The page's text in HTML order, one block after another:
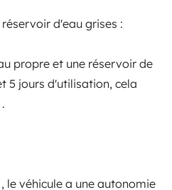
d'eau grises :
propre et une réservoir de
5 jours d'utilisation, cela
le véhicule a une autonomie
contre la rouille .( Un
ISOFIX
les avaries pour éviter